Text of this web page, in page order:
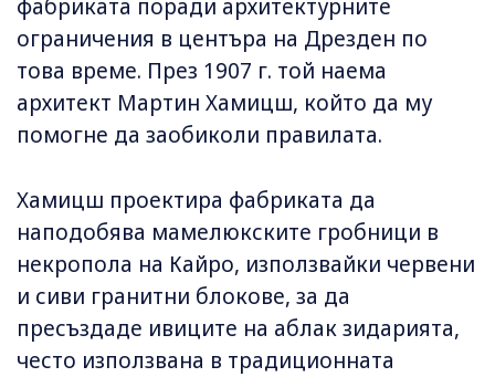
фабриката поради архитектурните
ограничения в центъра на Дрезден по
това време. През 1907 г. той наема
архитект Мартин Хамицш, който да му
помогне да заобиколи правилата.
Хамицш проектира фабриката да
наподобява мамелюкските гробници в
некропола на Кайро, използвайки червени
и сиви гранитни блокове, за да
пресъздаде ивиците на аблак зидарията,
често използвана в традиционната